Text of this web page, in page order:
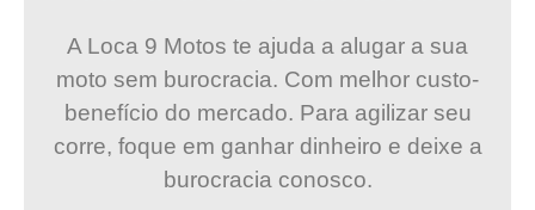
A Loca 9 Motos te ajuda a alugar a sua
moto sem burocracia. Com melhor custo-
benefício do mercado. Para agilizar seu
corre, foque em ganhar dinheiro e deixe a
burocracia conosco.